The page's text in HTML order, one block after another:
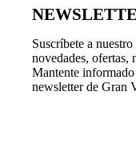
Suscríbete a
novedades, ofertas,
Mantente
newsletter de Gran